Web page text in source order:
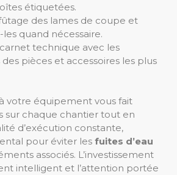
étiquetées.
des lames de coupe et
quand nécessaire.
technique avec les
pièces et accessoires les plus
votre équipement vous fait
sur chaque chantier tout en
d’exécution constante,
pour éviter les fuites d’eau
associés. L’investissement
intelligent et l’attention portée